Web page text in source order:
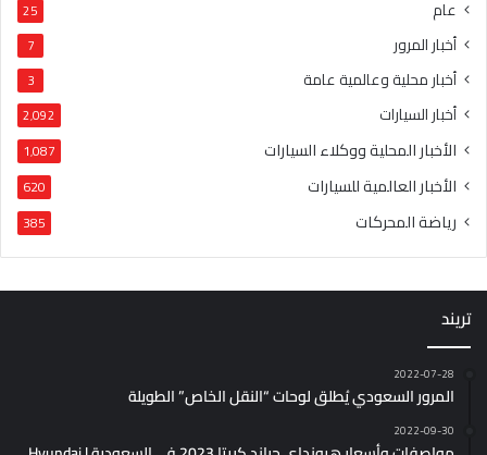
عام 25
أخبار المرور 7
أخبار محلية وعالمية عامة 3
أخبار السيارات 2٬092
الأخبار المحلية ووكلاء السيارات 1٬087
الأخبار العالمية للسيارات 620
رياضة المحركات 385
تريند
2022-07-28
المرور السعودي يُطلق لوحات “النقل الخاص” الطويلة
2022-09-30